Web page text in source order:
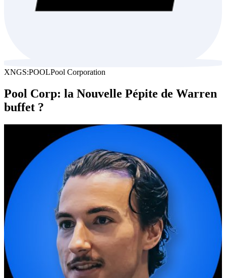
XNGS:POOLPool Corporation
Pool Corp: la Nouvelle Pépite de Warren
buffet ?